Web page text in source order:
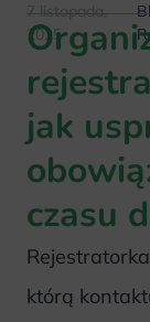
7 listopada,
2025
jak
czasu
którą